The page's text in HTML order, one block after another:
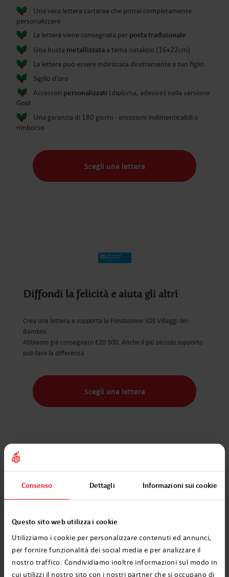
Consenso Dettagli Informazioni sui cookie
Questo sito web utilizza i cookie
Utilizziamo i cookie per personalizzare contenuti ed annunci,
per fornire funzionalità dei social media e per analizzare il
nostro traffico. Condividiamo inoltre informazioni sul modo in
cui utilizzi il nostro sito con i nostri partner che si occupano di
Una vera lettera cartacea che potrai completamente
personalizzare
La lettera viene consegnata per posta tradizionale
Una busta metallizzataa tema natalizio (16x22cm)
La lettera può essere indirizzata direttamente a tuo figlio
Sigillo d'oro
Accessori personalizzati (diploma, adesivo) nella versione
Gold
Una garanzia di 180 giorni - emozioni indimenticabili o
rimborso
Scegli una lettera
Diffondi la felicità e aiuta gli altri
Crea una lettera e supporta la Fondazione SOS Villaggi dei
Bambini.
Abbiamo già consegnato €20 500. Anche il più piccolo supporto
può fare la differenza.
Scegli una lettera
Altre recensioni (62 697)
4,7 su 2762 recensioni